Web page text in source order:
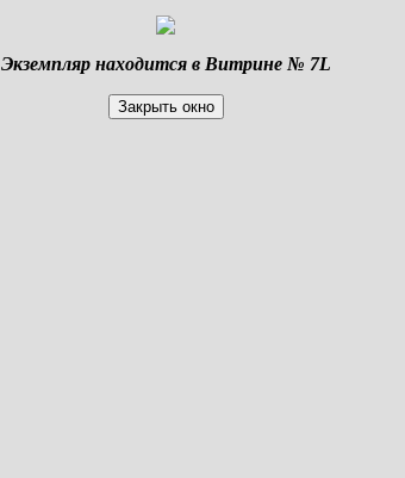
Экземпляр находится в Витрине № 7L